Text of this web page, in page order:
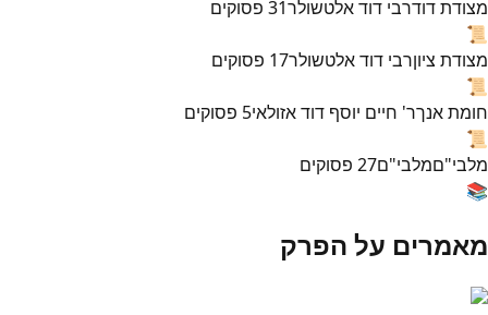
מצודת דודרבי דוד אלטשולר31 פסוקים
📜
מצודת ציוןרבי דוד אלטשולר17 פסוקים
📜
חומת אנךר' חיים יוסף דוד אזולאי5 פסוקים
📜
מלבי"םמלבי"ם27 פסוקים
📚
מאמרים על הפרק